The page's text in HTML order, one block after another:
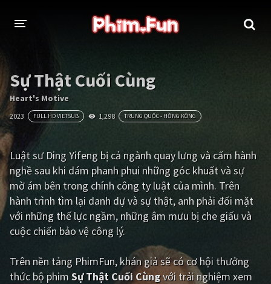
Thần thoại - Cổ trang
Tâm lý Chiến tranh
Kinh dị Tội phạm - Hình sự
Phiêu lưu Hài hước
Viễn tưởng Khoa học - Tài liệu
Thể thao
Tình cảm - Lãng mạn Kỳ ảo
Sự Thật Cuối Cùng
Heart's Motive
2023 FULL HD VIETSUB 1,298 TRUNG QUỐC - HỒNG KÔNG
Luật sư Ding Yifeng bị cả ngành quay lưng và cấm hành
nghề sau khi dám phanh phui những góc khuất và sự
mờ ám bên trong chính công ty luật của mình. Trên
hành trình tìm lại danh dự và sự thật, anh phải đối mặt
với những thế lực ngầm, những âm mưu bị che giấu và
cuộc chiến bảo vệ công lý.
Trên nền tảng PhimFun, khán giả sẽ có cơ hội thưởng
thức bộ phim Sự Thật Cuối Cùngvới trải nghiệm xem